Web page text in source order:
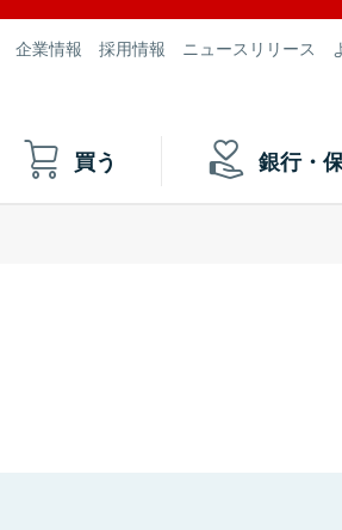
企業情報 採用情報 ニュースリリース
買う 銀行・